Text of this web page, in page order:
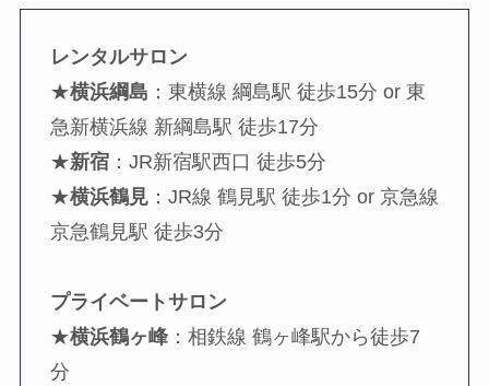
レンタルサロン
★横浜綱島 ：東横線 綱島駅 徒歩15分 or 東
急新横浜線 新綱島駅 徒歩17分
★新宿：JR新宿駅西口 徒歩5分
★横浜鶴見：JR線 鶴見駅 徒歩1分 or 京急線
京急鶴見駅 徒歩3分
プライベートサロン
★横浜鶴ヶ峰：相鉄線 鶴ヶ峰駅から徒歩7
分